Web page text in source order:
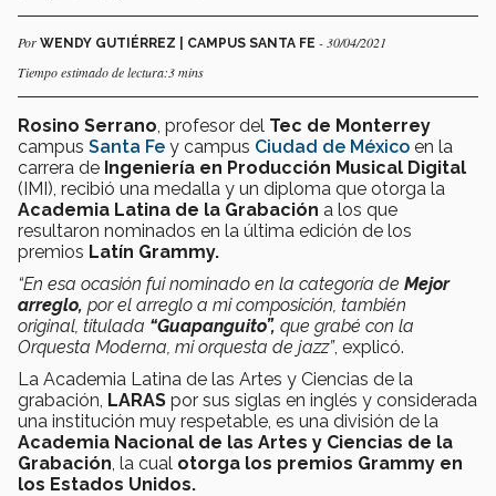
Por WENDY GUTIÉRREZ | CAMPUS SANTA FE - 30/04/2021
Tiempo estimado de lectura:3 mins
Rosino Serrano , profesor del Tec de Monterrey
campus Santa Fe y campus Ciudad de México en la
carrera de Ingeniería en Producción Musical Digital
(IMI), recibió una medalla y un diploma que otorga la
Academia Latina de la Grabación a los que
resultaron nominados en la última edición de los
premios Latín Grammy.
“En esa ocasión fui nominado en la categoría de Mejor
arreglo, por el arreglo a mi composición, también
original, titulada “Guapanguito”, que grabé con la
Orquesta Moderna, mi orquesta de jazz”, explicó.
La Academia Latina de las Artes y Ciencias de la
grabación, LARAS por sus siglas en inglés y considerada
una institución muy respetable, es una división de la
Academia Nacional de las Artes y Ciencias de la
Grabación , la cual otorga los premios Grammy en
los Estados Unidos.